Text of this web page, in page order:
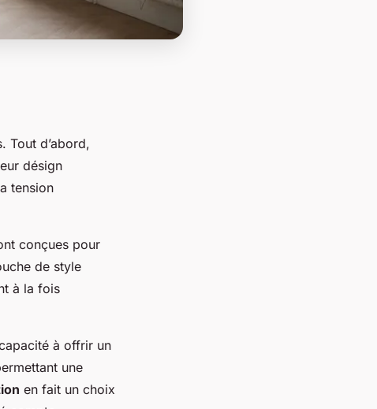
Tout d’abord,
désign
tension
conçues pour
de style
à la fois
à offrir un
une
en fait un choix